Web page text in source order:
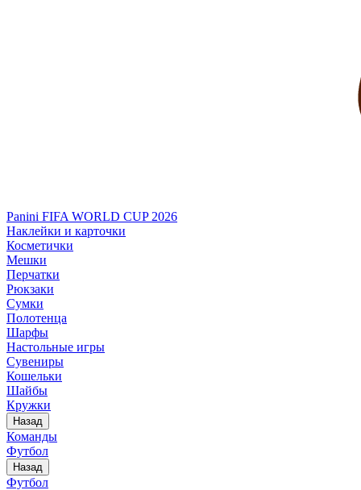
Panini FIFA WORLD CUP 2026
Наклейки и карточки
Косметички
Мешки
Перчатки
Рюкзаки
Сумки
Полотенца
Шарфы
Настольные игры
Сувениры
Кошельки
Шайбы
Кружки
Назад
Команды
Футбол
Назад
Футбол